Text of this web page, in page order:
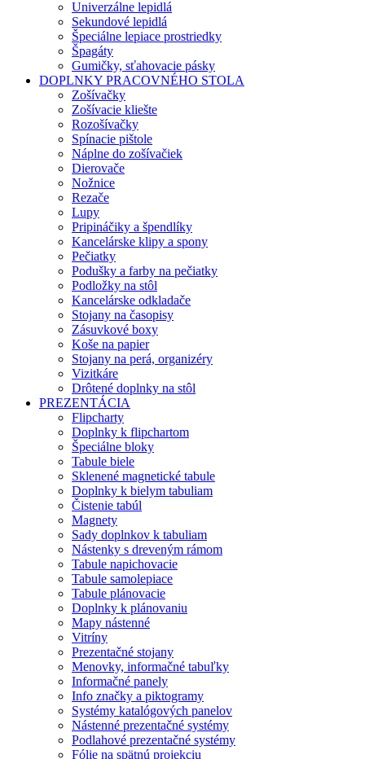
Univerzálne lepidlá
Sekundové lepidlá
Špeciálne lepiace prostriedky
Špagáty
Gumičky, sťahovacie pásky
DOPLNKY PRACOVNÉHO STOLA
Zošívačky
Zošívacie kliešte
Rozošívačky
Spínacie pištole
Náplne do zošívačiek
Dierovače
Nožnice
Rezače
Lupy
Pripináčiky a špendlíky
Kancelárske klipy a spony
Pečiatky
Podušky a farby na pečiatky
Podložky na stôl
Kancelárske odkladače
Stojany na časopisy
Zásuvkové boxy
Koše na papier
Stojany na perá, organizéry
Vizitkáre
Drôtené doplnky na stôl
PREZENTÁCIA
Flipcharty
Doplnky k flipchartom
Špeciálne bloky
Tabule biele
Sklenené magnetické tabule
Doplnky k bielym tabuliam
Čistenie tabúl
Magnety
Sady doplnkov k tabuliam
Nástenky s dreveným rámom
Tabule napichovacie
Tabule samolepiace
Tabule plánovacie
Doplnky k plánovaniu
Mapy nástenné
Vitríny
Prezentačné stojany
Menovky, informačné tabuľky
Informačné panely
Info značky a piktogramy
Systémy katalógových panelov
Nástenné prezentačné systémy
Podlahové prezentačné systémy
Fólie na spätnú projekciu